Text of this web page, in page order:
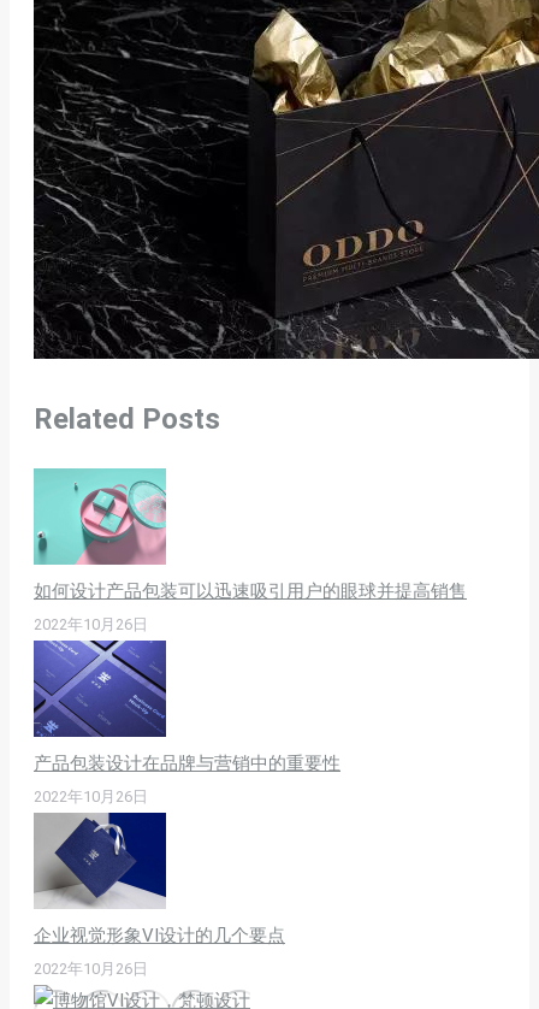
Related Posts
如何设计产品包装可以迅速吸引用户的眼球并提高销售
2022年10月26日
产品包装设计在品牌与营销中的重要性
2022年10月26日
企业视觉形象VI设计的几个要点
2022年10月26日